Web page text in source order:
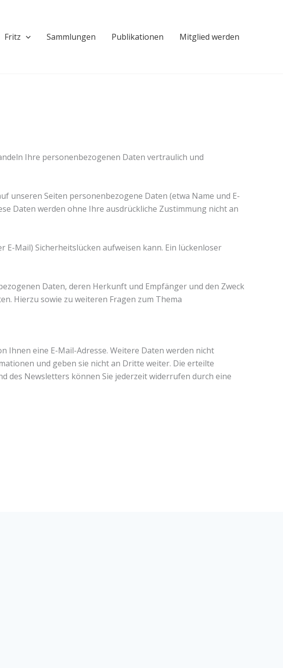
Fritz Sammlungen Publikationen Mitglied werden
Ihre personenbezogenen Daten vertraulich und
unseren Seiten personenbezogene Daten (etwa Name und E-
Daten werden ohne Ihre ausdrückliche Zustimmung nicht an
Mail) Sicherheitslücken aufweisen kann. Ein lückenloser
Daten, deren Herkunft und Empfänger und den Zweck
Hierzu sowie zu weiteren Fragen zum Thema
Ihnen eine E-Mail-Adresse. Weitere Daten werden nicht
und geben sie nicht an Dritte weiter. Die erteilte
des Newsletters können Sie jederzeit widerrufen durch eine